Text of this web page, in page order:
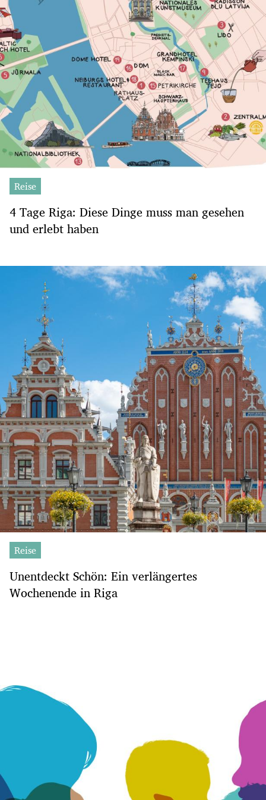
Reise
4 Tage Riga: Diese Dinge muss man gesehen
und erlebt haben
Reise
Unentdeckt Schön: Ein verlängertes
Wochenende in Riga